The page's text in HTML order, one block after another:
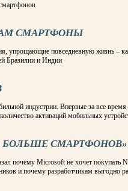
СМАРТФОНЫ
упрощающие повседневную жизнь –
Бразилии и Индии
индустрии. Впервые за все время
активаций мобильных
БОЛЬШЕ СМАРТФОНОВ»
почему Microsoft не хочет покупать
и почему разработчикам выгодно